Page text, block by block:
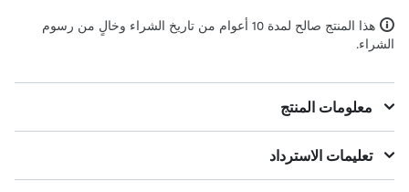
هذا المنتج صالح لمدة 10 أعوام من تاريخ الشراء وخالٍ من رسوم
الشراء.
معلومات المنتج
تعليمات الاسترداد